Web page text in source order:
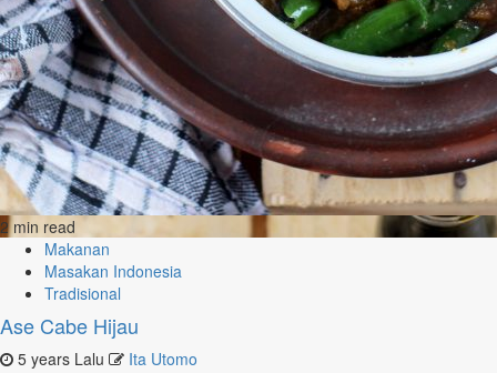
2 min read
Makanan
Masakan Indonesia
Tradisional
Ase Cabe Hijau
5 years Lalu Ita Utomo